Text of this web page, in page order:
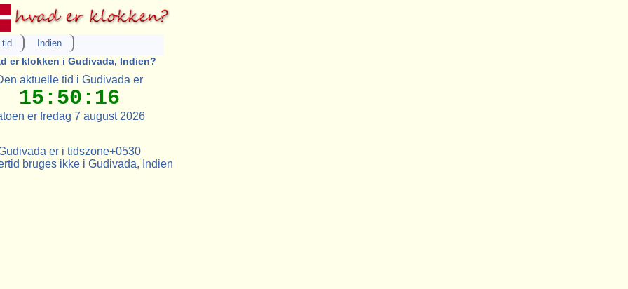
tid Indien
er klokken i Gudivada, Indien?
aktuelle tid i Gudivada er
15:50:16
er fredag 7 august 2026
er i tidszone+0530
bruges ikke i Gudivada, Indien